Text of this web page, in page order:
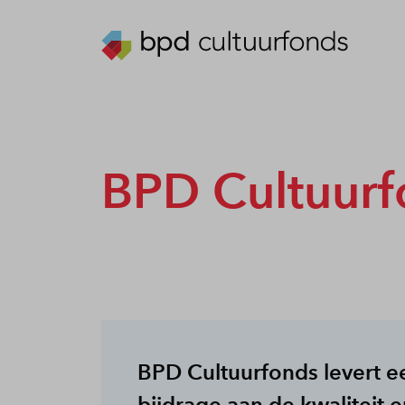
BPD
BPD Cultuurfonds levert